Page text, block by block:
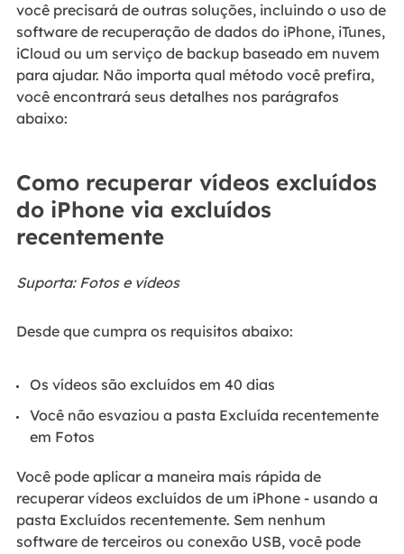
você precisará de outras soluções, incluindo o uso de
software de recuperação de dados do iPhone, iTunes,
iCloud ou um serviço de backup baseado em nuvem
para ajudar. Não importa qual método você prefira,
você encontrará seus detalhes nos parágrafos
abaixo:
Como recuperar vídeos excluídos
do iPhone via excluídos
recentemente
Suporta: Fotos e vídeos
Desde que cumpra os requisitos abaixo:
Os vídeos são excluídos em 40 dias
Você não esvaziou a pasta Excluída recentemente
em Fotos
Você pode aplicar a maneira mais rápida de
recuperar vídeos excluídos de um iPhone - usando a
pasta Excluídos recentemente. Sem nenhum
software de terceiros ou conexão USB, você pode